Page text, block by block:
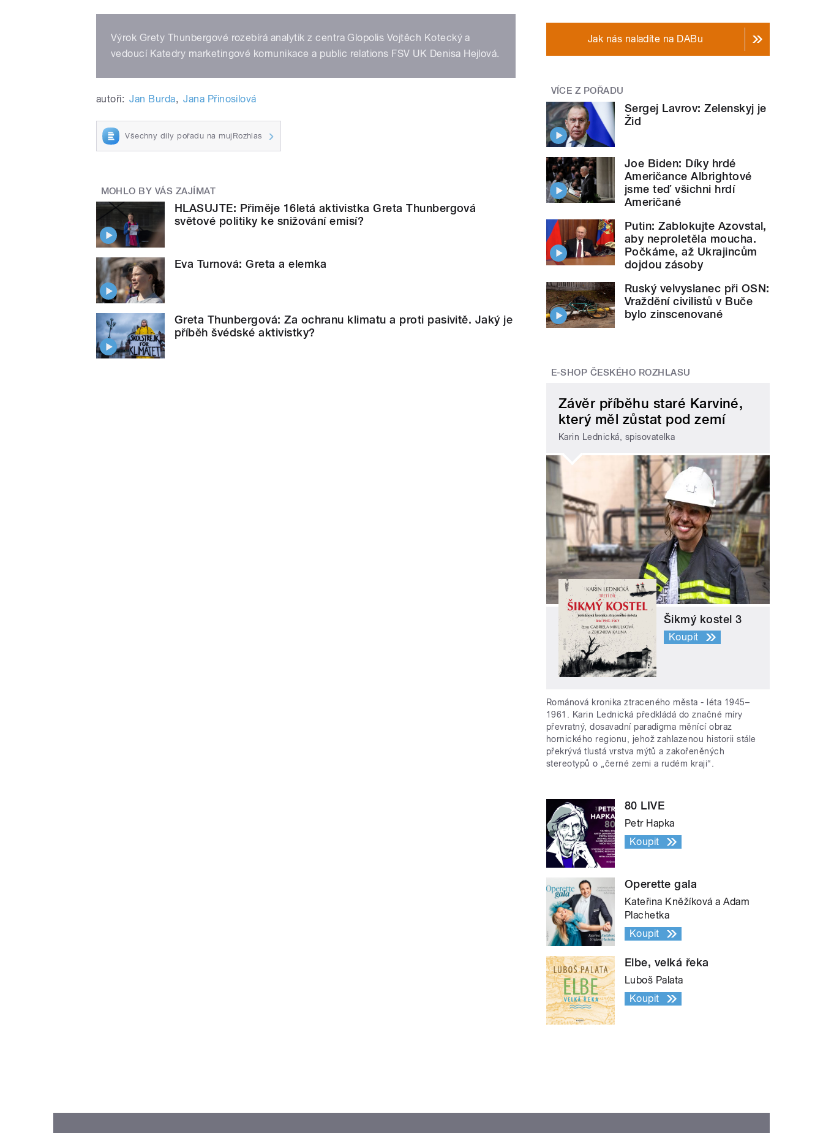
Výrok Grety Thunbergové rozebírá analytik z centra Glopolis Vojtěch Kotecký a
vedoucí Katedry marketingové komunikace a public relations FSV UK Denisa Hejlová.
autoři: Jan Burda, Jana Přinosilová
Všechny díly pořadu na mujRozhlas
MOHLO BY VÁS ZAJÍMAT
HLASUJTE: Přiměje 16letá aktivistka Greta Thunbergová
světové politiky ke snižování emisí?
Eva Turnová: Greta a elemka
Greta Thunbergová: Za ochranu klimatu a proti pasivitě. Jaký je
příběh švédské aktivistky?
Jak nás naladíte na DABu
VÍCE Z POŘADU
Sergej Lavrov: Zelenskyj je
Žid
Joe Biden: Díky hrdé
Američance Albrightové
jsme teď všichni hrdí
Američané
Putin: Zablokujte Azovstal,
aby neproletěla moucha.
Počkáme, až Ukrajincům
dojdou zásoby
Ruský velvyslanec při OSN:
Vraždění civilistů v Buče
bylo zinscenované
E-SHOP ČESKÉHO ROZHLASU
Závěr příběhu staré Karviné,
který měl zůstat pod zemí
Karin Lednická, spisovatelka
Šikmý kostel 3
Koupit
Románová kronika ztraceného města - léta 1945–
1961. Karin Lednická předkládá do značné míry
převratný, dosavadní paradigma měnící obraz
hornického regionu, jehož zahlazenou historii stále
překrývá tlustá vrstva mýtů a zakořeněných
stereotypů o „černé zemi a rudém kraji“.
80 LIVE
Petr Hapka
Koupit
Operette gala
Kateřina Kněžíková a Adam
Plachetka
Koupit
Elbe, velká řeka
Luboš Palata
Koupit